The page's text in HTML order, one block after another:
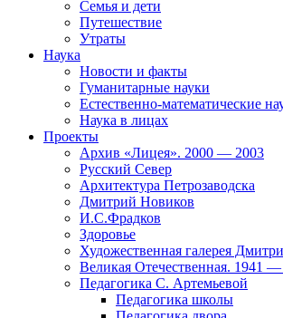
Семья и дети
Путешествие
Утраты
Наука
Новости и факты
Гуманитарные науки
Естественно-математические
Наука в лицах
Проекты
Архив «Лицея». 2000 — 2003
Русский Север
Архитектура Петрозаводска
Дмитрий Новиков
И.С.Фрадков
Здоровье
Художественная галерея
Великая Отечественная. 1941
Педагогика С. Артемьевой
Педагогика школы